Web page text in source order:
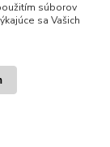
súborov
sa Vašich